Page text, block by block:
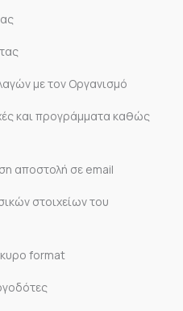
με τον Οργανισμό
και προγράμματα καθώς
αποστολή σε email
στοιχείων του
format